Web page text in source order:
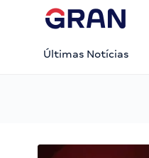
Últimas Notícias